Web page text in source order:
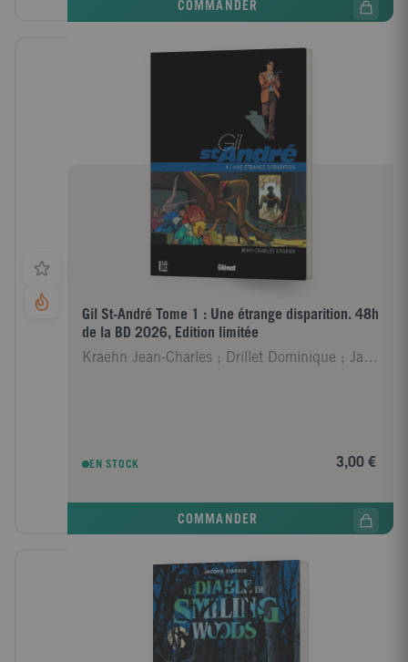
COMMANDER
Gil St-André Tome 1 : Une étrange disparition. 48h
de la BD 2026, Edition limitée
Kraehn Jean-Charles ; Drillet Dominique ; Jambers
EN STOCK 3,00 €
COMMANDER